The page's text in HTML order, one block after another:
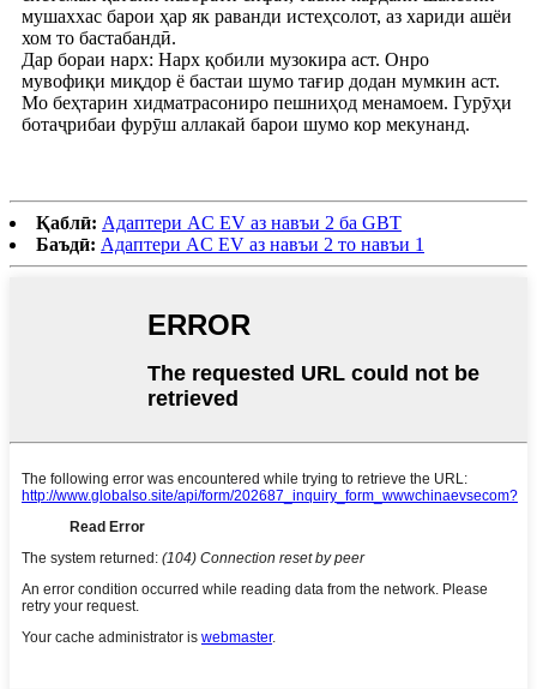
мушаххас барои ҳар як раванди истеҳсолот, аз хариди ашёи
хом то бастабандӣ.
Дар бораи нарх: Нарх қобили музокира аст. Онро
мувофиқи миқдор ё бастаи шумо тағир додан мумкин аст.
Мо беҳтарин хидматрасониро пешниҳод менамоем. Гурӯҳи
ботаҷрибаи фурӯш аллакай барои шумо кор мекунанд.
Қаблӣ: Адаптери AC EV аз навъи 2 ба GBT
Баъдӣ: Адаптери AC EV аз навъи 2 то навъи 1